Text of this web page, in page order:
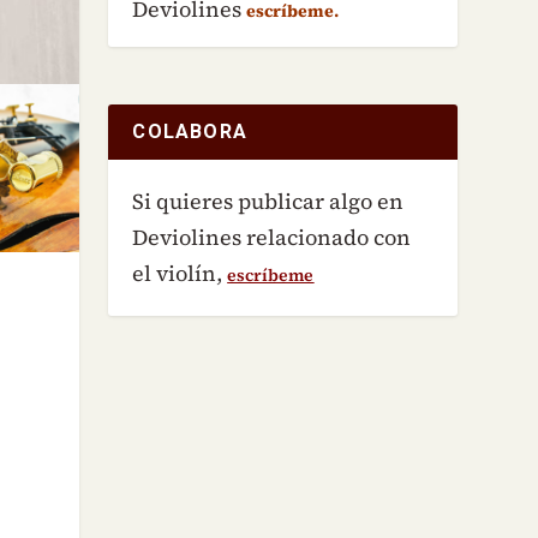
Deviolinesescríbeme.
COLABORA
Si quieres publicar algo en
Deviolines relacionado con
el violín,escríbeme